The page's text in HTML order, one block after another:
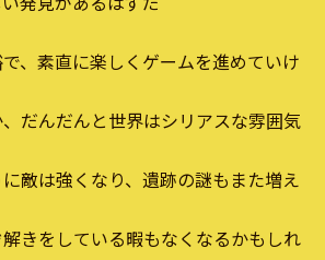
、素直に楽しくゲームを進めていけ
だんだんと世界はシリアスな雰囲気
敵は強くなり、遺跡の謎もまた増え
きをしている暇もなくなるかもしれ